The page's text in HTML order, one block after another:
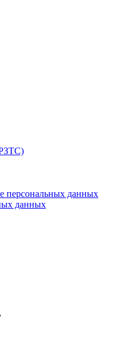
персональных данных
данных